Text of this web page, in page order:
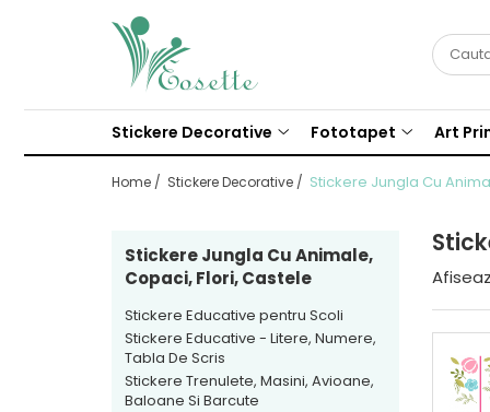
Stickere Decorative
Stickere Educative - Litere,
Numere, Tabla De Scris
Stickere Fluturi, Animale, Pasari
Stickere Jungla Cu Animale,
Copaci, Flori, Castele
Sticker Masurator De Inaltime -
Grafic De Crestere
Fototapet Design
Fototapet Floral
Fototapet Urban
Stickere Decorative Fototapet Art
Home / Stickere Decorative / Stickere Jungla Cu
Stickere Jungla Cu Animale,
Copaci, Flori, Castele
Stickere Educative pentru Scoli
Stickere Educative - Litere, Numere,
Tabla De Scris
Stickere Trenulete, Masini, Avioane,
Baloane Si Barcute